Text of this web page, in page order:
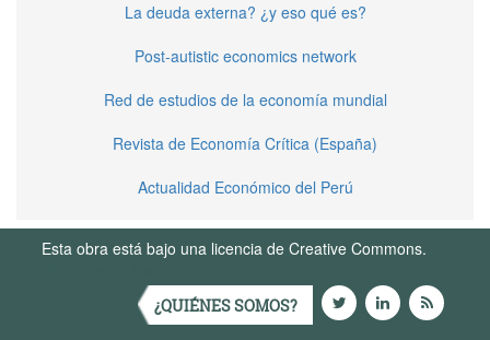
La deuda externa? ¿y eso qué es?
Post-autistic economics network
Red de estudios de la economía mundial
Revista de Economía Crítica (España)
Actualidad Económico del Perú
Esta obra está bajo una licencia de Creative Commons.
¿QUIÉNES SOMOS?